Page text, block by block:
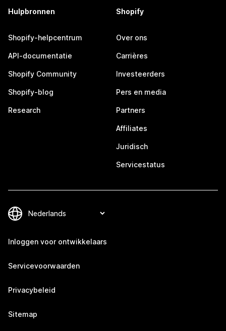
Hulpbronnen
Shopify-helpcentrum
API-documentatie
Shopify Community
Shopify-blog
Research
Shopify
Over ons
Carrières
Investeerders
Pers en media
Partners
Affiliates
Juridisch
Servicestatus
Inloggen voor ontwikkelaars
Servicevoorwaarden
Privacybeleid
Sitemap